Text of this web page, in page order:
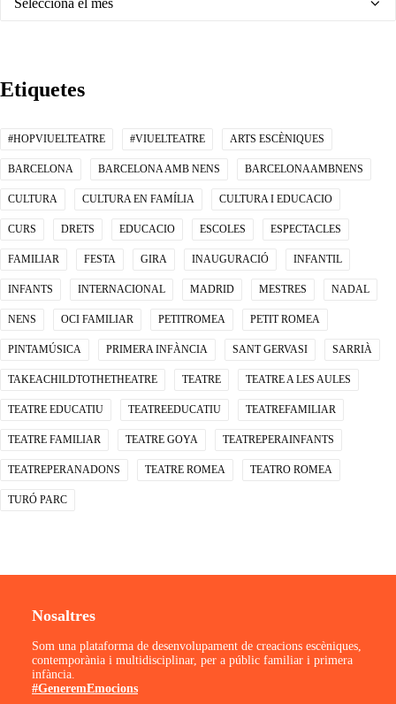
Etiquetes
#HOPVIUELTEATRE #VIUELTEATRE ARTS ESCÈNIQUES
BARCELONA BARCELONA AMB NENS BARCELONAAMBNENS
CULTURA CULTURA EN FAMÍLIA CULTURA I EDUCACIO
CURS DRETS EDUCACIO ESCOLES ESPECTACLES
FAMILIAR FESTA GIRA INAUGURACIÓ INFANTIL
INFANTS INTERNACIONAL MADRID MESTRES NADAL
NENS OCI FAMILIAR PETITROMEA PETIT ROMEA
PINTAMÚSICA PRIMERA INFÀNCIA SANT GERVASI SARRIÀ
TAKEACHILDTOTHETHEATRE TEATRE TEATRE A LES AULES
TEATRE EDUCATIU TEATREEDUCATIU TEATREFAMILIAR
TEATRE FAMILIAR TEATRE GOYA TEATREPERAINFANTS
TEATREPERANADONS TEATRE ROMEA TEATRO ROMEA
TURÓ PARC
Nosaltres
Som una plataforma de desenvolupament de creacions escèniques,
contemporània i multidisciplinar, per a públic familiar i primera
infància.
#GeneremEmocions